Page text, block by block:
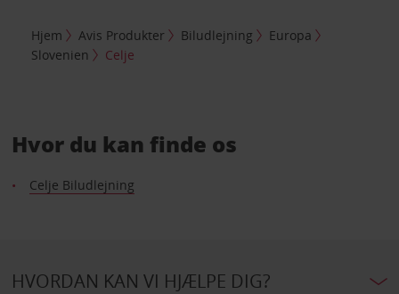
Hjem Avis Produkter Biludlejning
Europa
Slovenien
Celje
Hvor du kan finde os
Celje Biludlejning
HVORDAN KAN VI HJÆLPE DIG?